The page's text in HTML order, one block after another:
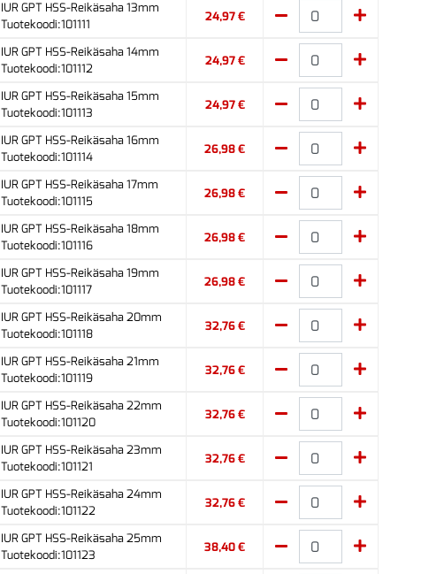
IUR GPT HSS-Reikäsaha 13mm
Tuotekoodi:101111
24,97 €
IUR GPT HSS-Reikäsaha 14mm
Tuotekoodi:101112
24,97 €
IUR GPT HSS-Reikäsaha 15mm
Tuotekoodi:101113
24,97 €
IUR GPT HSS-Reikäsaha 16mm
Tuotekoodi:101114
26,98 €
IUR GPT HSS-Reikäsaha 17mm
Tuotekoodi:101115
26,98 €
IUR GPT HSS-Reikäsaha 18mm
Tuotekoodi:101116
26,98 €
IUR GPT HSS-Reikäsaha 19mm
Tuotekoodi:101117
26,98 €
IUR GPT HSS-Reikäsaha 20mm
Tuotekoodi:101118
32,76 €
IUR GPT HSS-Reikäsaha 21mm
Tuotekoodi:101119
32,76 €
IUR GPT HSS-Reikäsaha 22mm
Tuotekoodi:101120
32,76 €
IUR GPT HSS-Reikäsaha 23mm
Tuotekoodi:101121
32,76 €
IUR GPT HSS-Reikäsaha 24mm
Tuotekoodi:101122
32,76 €
IUR GPT HSS-Reikäsaha 25mm
Tuotekoodi:101123
38,40 €